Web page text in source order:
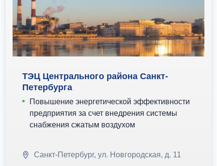
ТЭЦ Центрального района Санкт-
Петербурга
Повышение энергетической эффективности
предприятия за счет внедрения системы
снабжения сжатым воздухом
Санкт-Петербург, ул. Новгородская, д. 11